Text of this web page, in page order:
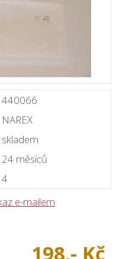
440066
NAREX
skladem
24 měsíců
4
e-mailem
198,- Kč